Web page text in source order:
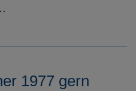
1977 gern